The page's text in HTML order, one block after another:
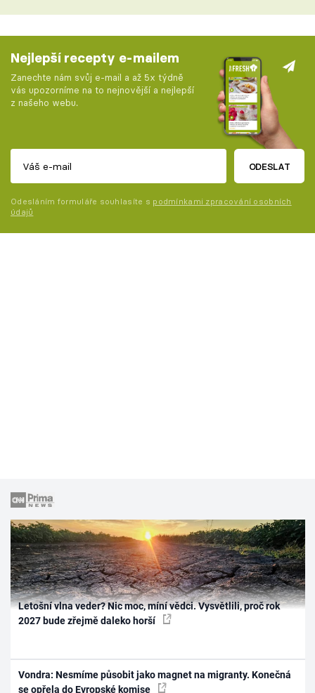
Nejlepší recepty e-mailem
Zanechte nám svůj e-mail a až 5x týdně
vás upozorníme na to nejnovější a nejlepší
z našeho webu.
ODESLAT
Odesláním formuláře souhlasíte s podmínkami zpracování osobních
údajů
Letošní vlna veder? Nic moc, míní vědci. Vysvětlili, proč rok
2027 bude zřejmě daleko horší
Vondra: Nesmíme působit jako magnet na migranty. Konečná
se opřela do Evropské komise